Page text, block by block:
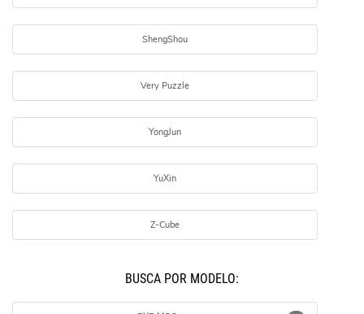
ShengShou
Very Puzzle
YongJun
YuXin
Z-Cube
BUSCÁ POR MODELO: